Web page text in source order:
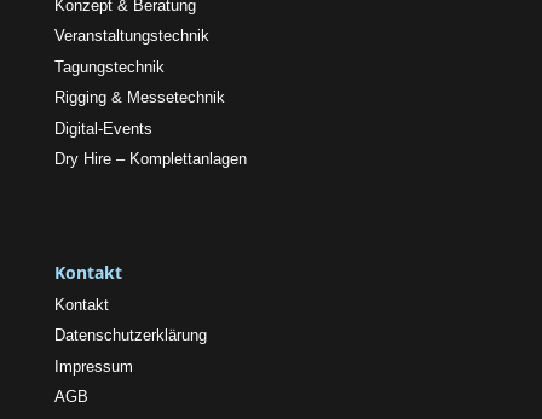
Konzept & Beratung
Veranstaltungstechnik
Tagungstechnik
Rigging & Messetechnik
Digital-Events
Dry Hire – Komplettanlagen
Kontakt
Kontakt
Datenschutzerklärung
Impressum
AGB